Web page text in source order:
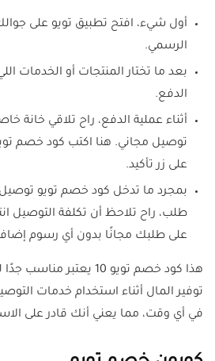
أول شيء، افتح تطبيق تويو على
الرسمي.
بعد ما تختار المنتجات أو الخدمات
الدفع.
أثناء عملية الدفع، راح تلاقي خانة
توصيل مجاني. هنا اكتب كود خصم تويو
على زر تأكيد.
طلب، راح تلاحظ أن تكلفة التوصيل
على طلبك مجانًا بدون أي رسوم
هذا كود خصم تويو 10
توفير المال أثناء استخدام خدمات
في أي وقت، مما يعني أنك قادر على